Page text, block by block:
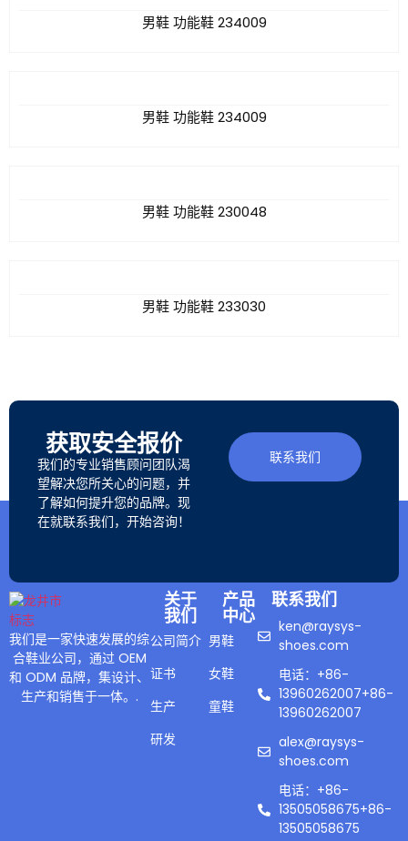
男鞋 功能鞋 234009
男鞋 功能鞋 234009
男鞋 功能鞋 230048
男鞋 功能鞋 233030
获取安全报价
我们的专业销售顾问团队渴
望解决您所关心的问题，并
了解如何提升您的品牌。现
在就联系我们，开始咨询！
联系我们
我们是一家快速发展的综
合鞋业公司，通过 OEM
和 ODM 品牌，集设计、
生产和销售于一体。.
关于
我们
公司简介
证书
生产
研发
产品
中心
男鞋
女鞋
童鞋
联系我们
ken@raysys-
shoes.com
电话：+86-
13960262007+86-
13960262007
alex@raysys-
shoes.com
电话：+86-
13505058675+86-
13505058675